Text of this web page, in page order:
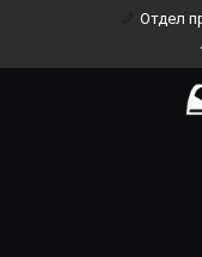
Отдел